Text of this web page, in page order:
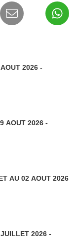
2026 -
AOUT 2026 -
AU 02 AOUT 2026
2026 -